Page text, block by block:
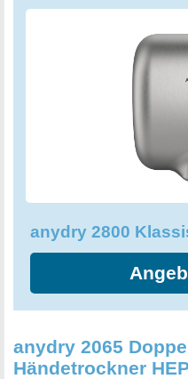
klassische runde
Einsatz an Orten mit
geeignet, während die
Passform für alle
länger und ersetzen Sie
Sie den anydry 2800 jetzt
mit dem bereits
anydry 2065
Händetrockner